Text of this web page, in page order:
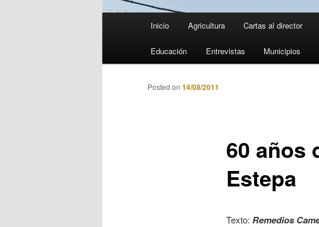
Inicio Agricultura Cartas al director
Educación Entrevistas Municipios
60 años
Estepa
Posted on 14/08/2011
Texto: Remedios